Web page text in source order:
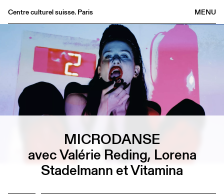
MENU
Centre culturel suisse. Paris
Bookshop
Buvette
Medias
Publications
MICRODANSE
avec Valérie Reding, Lorena
Stadelmann et Vitamina